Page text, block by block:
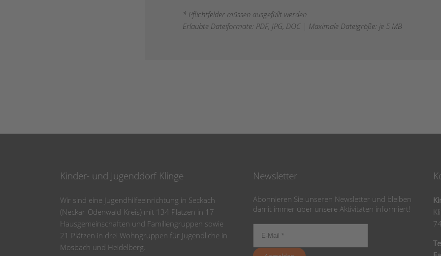
* Pflichtfelder müssen ausgefüllt werden
Erlaubte Dateiformate: PDF, JPG, DOC | Maximale Dateigröße: je 5 MB
Kinder- und Jugenddorf Klinge
Wir sind eine Jugendhilfeeinrichtung in Seckach
(Neckar-Odenwald-Kreis) mit 134 Plätzen in 17
Hausgemeinschaften und Familiengruppen sowie
21 Plätzen in drei Wohngruppen für Jugendliche in
Mosbach und Heidelberg.
Newsletter
Abonnieren Sie unseren Newsletter und bleiben
damit immer über unsere Aktivitäten informiert!